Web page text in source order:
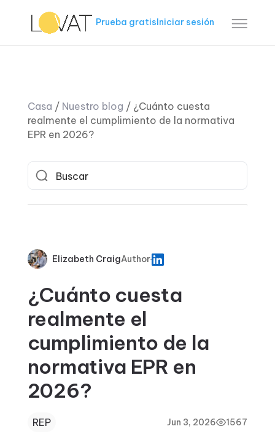
Prueba gratisIniciar sesión
Casa / Nuestro blog / ¿Cuánto cuesta
realmente el cumplimiento de la normativa
EPR en 2026?
Elizabeth CraigAuthor
¿Cuánto cuesta
realmente el
cumplimiento de la
normativa EPR en
2026?
REP Jun 3, 2026 1567